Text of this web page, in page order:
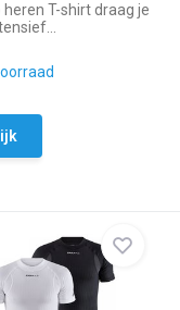
heren T-shirt draag je